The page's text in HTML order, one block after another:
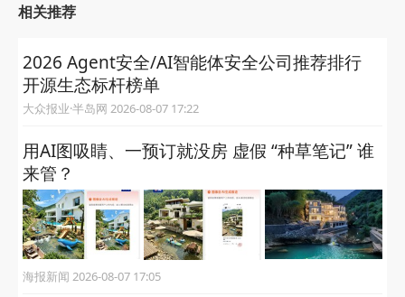
相关推荐
2026 Agent安全/AI智能体安全公司推荐排行
开源生态标杆榜单
大众报业·半岛网 2026-08-07 17:22
用AI图吸睛、一预订就没房 虚假 “种草笔记” 谁
来管？
海报新闻 2026-08-07 17:05